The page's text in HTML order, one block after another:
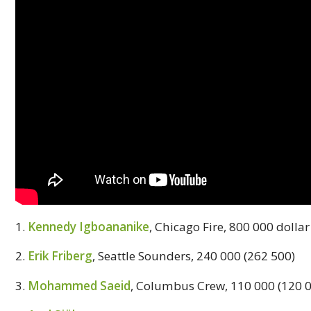
1. Kennedy Igboananike, Chicago Fire, 800 000
2. Erik Friberg, Seattle Sounders, 240 000 (262 500)
3. Mohammed Saeid, Columbus Crew, 110 000 (120